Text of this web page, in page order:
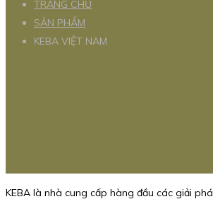
TRANG CHỦ
SẢN PHẨM
KEBA VIỆT NAM
KEBA là nhà cung cấp hàng đầu các giải